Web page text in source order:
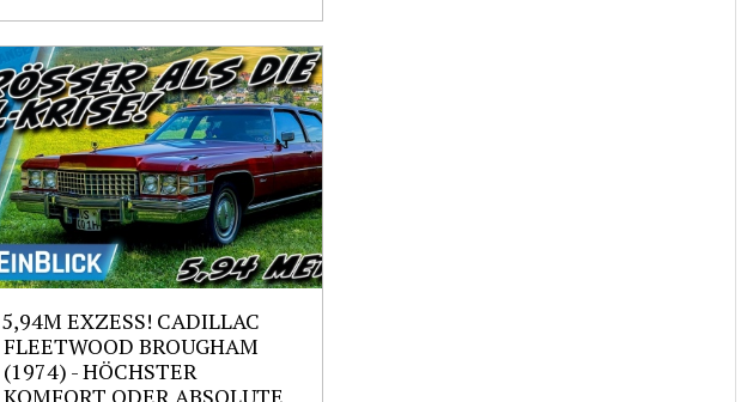
5,94M EXZESS! CADILLAC
FLEETWOOD BROUGHAM
(1974) - HÖCHSTER